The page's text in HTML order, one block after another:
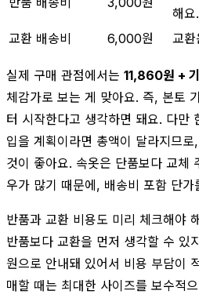
해요.
교환 배송비
6,000원 교환
실제 구매 관점에서는 11,860원 +
체감가로 보는 게 맞아요. 즉, 본토
터 시작한다고 생각하면 돼요. 다만
입을 계획이라면 총액이 달라지므
것이 좋아요. 속옷은 단품보다 교체
우가 많기 때문에, 배송비 포함 단
반품과 교환 비용도 미리 체크해야
반품보다 교환을 먼저 생각할 수
원으로 안내돼 있어서 비용 부담이
매할 때는 최대한 사이즈를 보수적